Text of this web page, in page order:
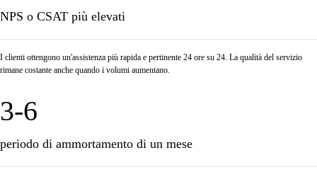
NPS o CSAT più elevati
I clienti ottengono un'assistenza più rapida e pertinente 24 ore su 24. La qualità del servizio
rimane costante anche quando i volumi aumentano.
3-6
periodo di ammortamento di un mese